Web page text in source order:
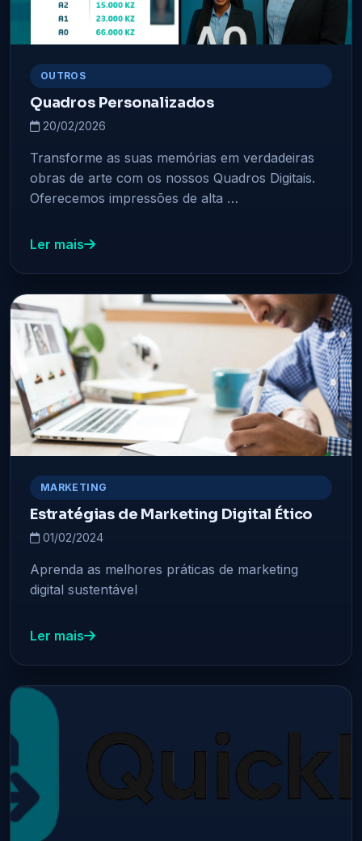
OUTROS
Quadros Personalizados
20/02/2026
Transforme as suas memórias em verdadeiras
obras de arte com os nossos Quadros Digitais.
Oferecemos impressões de alta …
Ler mais
MARKETING
Estratégias de Marketing Digital Ético
01/02/2024
Aprenda as melhores práticas de marketing
digital sustentável
Ler mais